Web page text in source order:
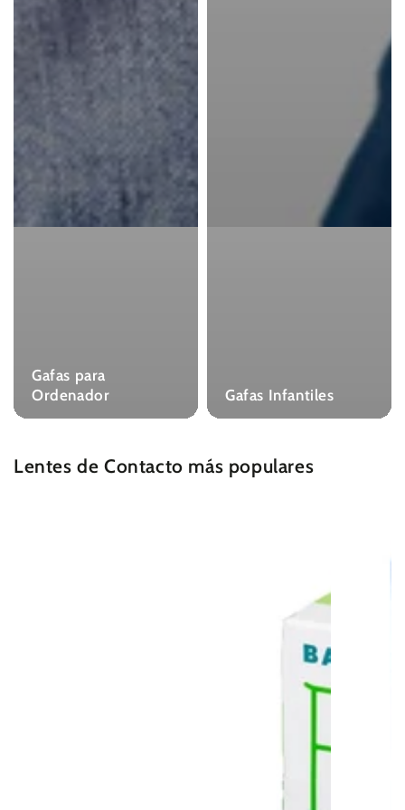
Gafas para
Ordenador
Gafas Infantiles
Lentes de Contacto más populares